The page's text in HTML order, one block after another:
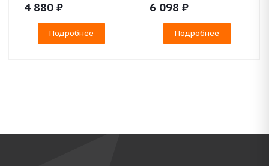
4 880 ₽
Подробнее
6 098 ₽
Подробнее